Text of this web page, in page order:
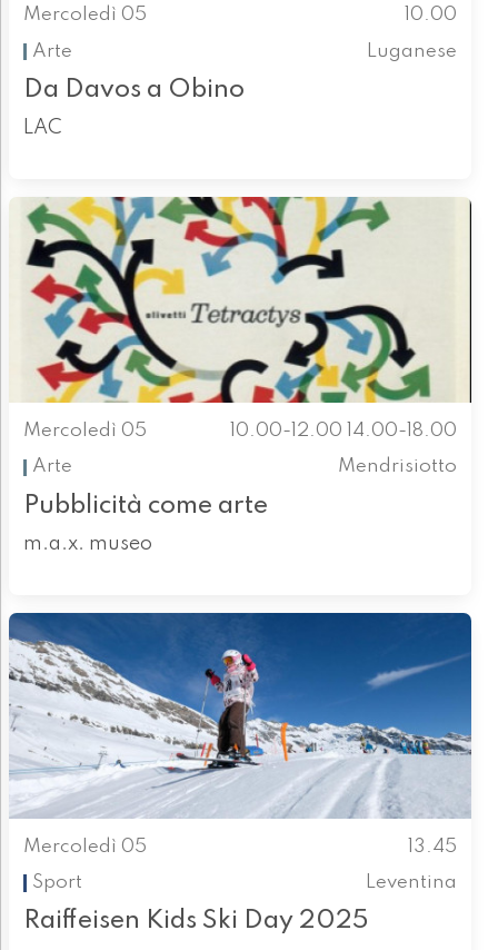
Mercoledì 05
10.00
Arte
Luganese
Da Davos a Obino
LAC
Mercoledì 05
10.00-12.00 14.00-18.00
Arte
Mendrisiotto
Pubblicità come arte
m.a.x. museo
Mercoledì 05
13.45
Sport
Leventina
Raiffeisen Kids Ski Day 2025